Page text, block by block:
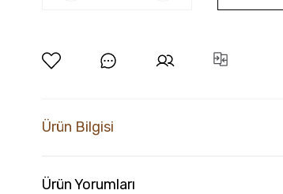
Ürün Bilgisi
Ürün Yorumları